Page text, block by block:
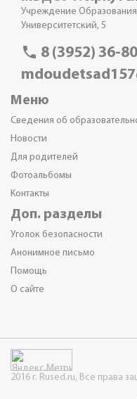
Учреждение Образования:
Университетский, 5
phone 8 (3952) 36-
Меню
Сведения об
Новости
Для родителей
Фотоальбомы
Контакты
Доп. разделы
Уголок безопасности
Анонимное письмо
Помощь
О сайте
2016 г. Rused.ru, Все права